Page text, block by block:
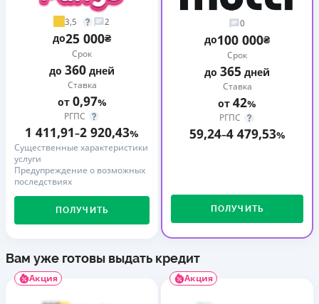
3,5 2
до25 000₴
Срок
до 360 дней
Ставка
от 0,97%
РГПС
1 411,91–2 920,43%
Существенные характеристики
услуги
Предупреждение о возможных
последствиях
ПОЛУЧИТЬ
0
до100 000₴
Срок
до 365 дней
Ставка
от 42%
РГПС
59,24–4 479,53%
ПОЛУЧИТЬ
Вам уже готовы выдать кредит
Акция Акция